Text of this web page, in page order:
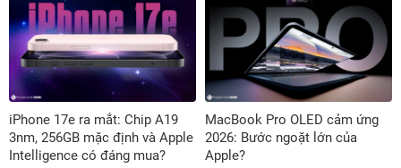
iPhone 17e ra mắt: Chip A19
3nm, 256GB mặc định và Apple
Intelligence có đáng mua?
MacBook Pro OLED cảm ứng
2026: Bước ngoặt lớn của
Apple?